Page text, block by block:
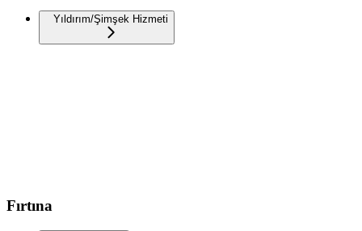
Yıldırım/Şimşek Hizmeti
Fırtına